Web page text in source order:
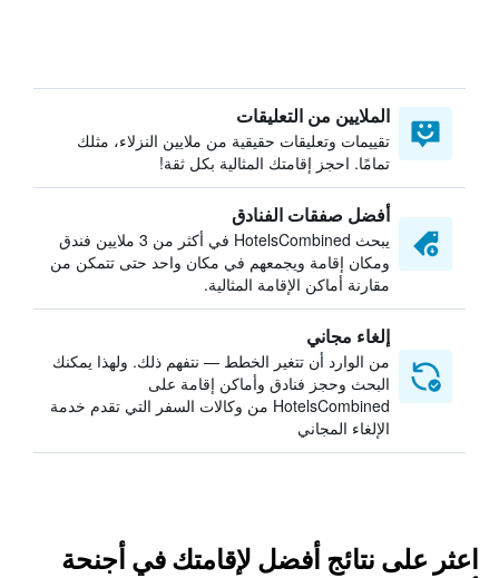
الملايين من التعليقات
تقييمات وتعليقات حقيقية من ملايين النزلاء، مثلك
تمامًا. احجز إقامتك المثالية بكل ثقة!
أفضل صفقات الفنادق
يبحث HotelsCombined في أكثر من 3 ملايين فندق
ومكان إقامة ويجمعهم في مكان واحد حتى تتمكن من
مقارنة أماكن الإقامة المثالية.
إلغاء مجاني
من الوارد أن تتغير الخطط — نتفهم ذلك. ولهذا يمكنك
البحث وحجز فنادق وأماكن إقامة على
HotelsCombined من وكالات السفر التي تقدم خدمة
الإلغاء المجاني
اعثر على نتائج أفضل لإقامتك في أجنحة